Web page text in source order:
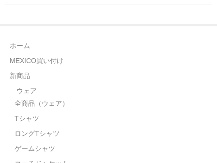
ヘッドギア
ORIGINAL
STILL 90’s
Brown Pride
全商品（ORIGINAL）
ホーム
MEXICO買い付け
新商品
ウェア
全商品（ウェア）
Tシャツ
ロングTシャツ
ゲームシャツ